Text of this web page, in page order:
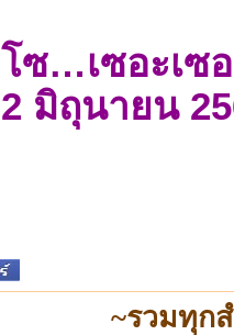
โซ…เซอะเซอ
2 มิถุนายน
~รวมทุก